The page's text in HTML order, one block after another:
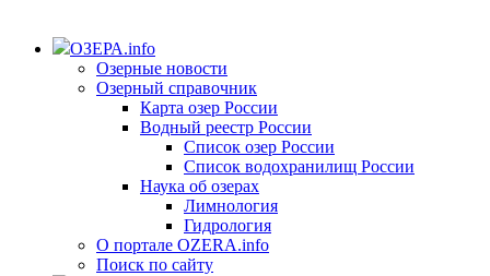
ОЗЕРА.info
Озерные новости
Озерный справочник
Карта озер России
Водный реестр России
Список озер России
Список водохранилищ России
Наука об озерах
Лимнология
Гидрология
О портале OZERA.info
Поиск по сайту